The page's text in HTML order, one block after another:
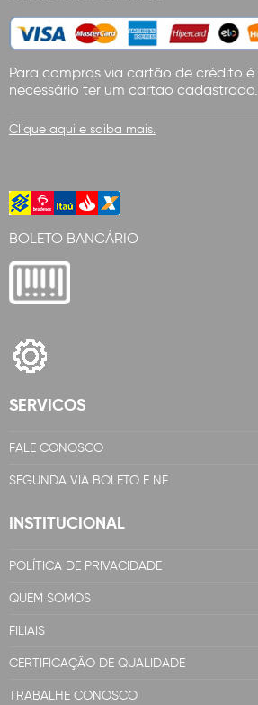
Para compras via cartão de crédito é
necessário ter um cartão cadastrado.
Clique aqui e saiba mais.
BOLETO BANCÁRIO
SERVICOS
FALE CONOSCO
SEGUNDA VIA BOLETO E NF
INSTITUCIONAL
POLÍTICA DE PRIVACIDADE
QUEM SOMOS
FILIAIS
CERTIFICAÇÃO DE QUALIDADE
TRABALHE CONOSCO